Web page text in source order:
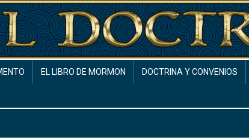
EL LIBRO DE MORMON DOCTRINA Y CONVENIOS